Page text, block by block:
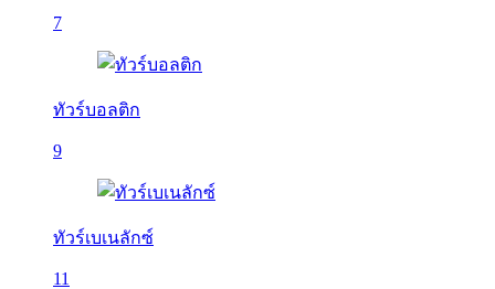
7
ทัวร์บอลติก
9
ทัวร์เบเนลักซ์
11